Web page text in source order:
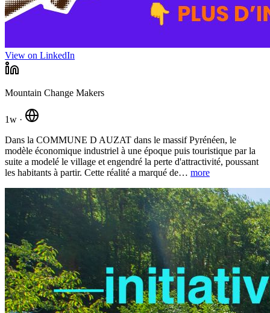
View on LinkedIn
Mountain Change Makers
1w ·
Dans la COMMUNE D AUZAT dans le massif Pyrénéen, le
modèle économique industriel à une époque puis touristique par la
suite a modelé le village et engendré la perte d'attractivité, poussant
les habitants à partir. Cette réalité a marqué de… more